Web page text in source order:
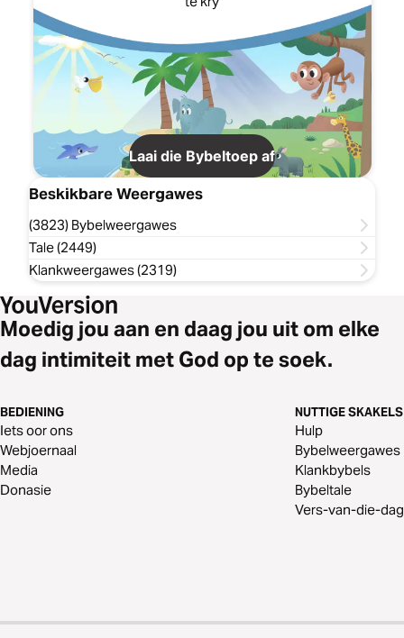
Laai die Bybeltoep af
Beskikbare Weergawes
(3823) Bybelweergawes
Tale (2449)
Klankweergawes (2319)
Moedig jou aan en daag jou uit om elke
dag intimiteit met God op te soek.
BEDIENING
Iets oor ons
Webjoernaal
Media
Donasie
NUTTIGE SKAKELS
Hulp
Bybelweergawes
Klankbybels
Bybeltale
Vers-van-die-dag